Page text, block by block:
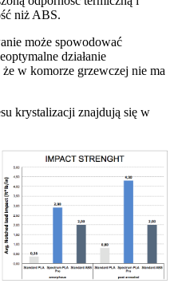
niż ABS.
może spowodować
działanie
w komorze grzewczej nie ma
krystalizacji znajdują się w